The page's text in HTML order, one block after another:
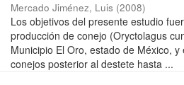
Mercado Jiménez, Luis (2008)
Los objetivos del presente estudio
producción de conejo (Oryctolagus
Municipio El Oro, estado de México,
conejos posterior al destete hasta ...